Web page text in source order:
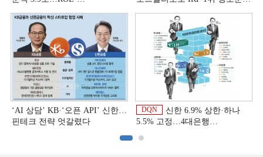
상반기 금융 리그테이블]
‘AI 상담’ KB·‘오픈 API’ 신한…
핀테크 전략 엇갈렸다
DQN
신한 6.9% 상한·하나
5.5% 고정…4대은행